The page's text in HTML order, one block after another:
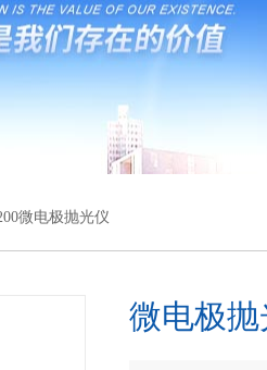
微电极抛光仪
微电极抛